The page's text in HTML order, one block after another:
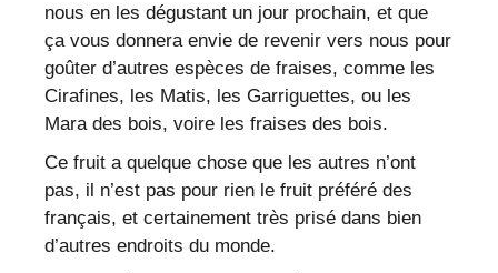
nous en les dégustant un jour prochain, et que
ça vous donnera envie de revenir vers nous pour
goûter d’autres espèces de fraises, comme les
Cirafines, les Matis, les Garriguettes, ou les
Mara des bois, voire les fraises des bois.
Ce fruit a quelque chose que les autres n’ont
pas, il n’est pas pour rien le fruit préféré des
français, et certainement très prisé dans bien
d’autres endroits du monde.